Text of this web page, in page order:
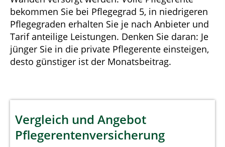
bekommen Sie bei Pflegegrad 5, in niedrigeren
Pflegegraden erhalten Sie je nach Anbieter und
Tarif anteilige Leistungen. Denken Sie daran: Je
jünger Sie in die private Pflegerente einsteigen,
desto günstiger ist der Monatsbeitrag.
Vergleich und Angebot
Pflegerentenversicherung